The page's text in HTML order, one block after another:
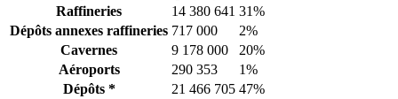
Raffineries
14 380 641 31%
Dépôts annexes raffineries 717 000
2%
Cavernes
9 178 000
20%
Aéroports
290 353
1%
Dépôts *
21 466 705 47%